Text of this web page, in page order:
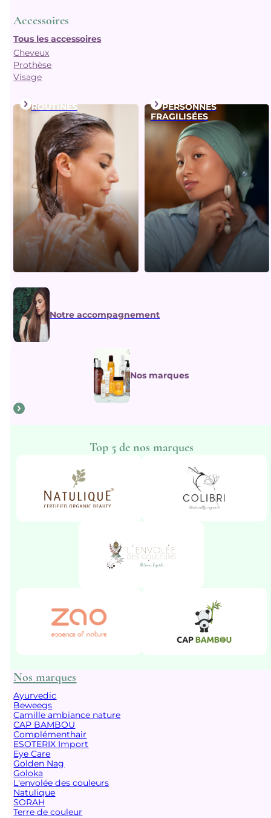
Accessoires
Tous les accessoires
Cheveux
Prothèse
Visage
ROUTINES
PERSONNES
FRAGILISÉES
Notre accompagnement
Nos marques
Top 5 de nos marques
Nos marques
Ayurvedic
Beweegs
Camille ambiance nature
CAP BAMBOU
Complémenthair
ESOTERIX Import
Eye Care
Golden Nag
Goloka
L'envolée des couleurs
Natulique
SORAH
Terre de couleur